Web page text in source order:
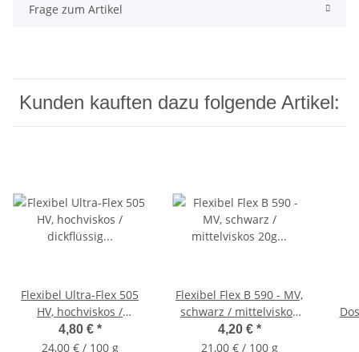
Frage zum Artikel
Kunden kauften dazu folgende Artikel:
Flexibel Ultra-Flex 505
HV, hochviskos /
dickflüssig 20g Flasche
4,80 € *
24,00 € / 100 g
Flexibel Flex B 590 - MV,
schwarz / mittelviskos
20g Flasche
4,20 € *
21,00 € / 100 g